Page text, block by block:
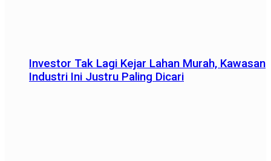
Investor Tak Lagi Kejar Lahan Murah, Kawasan
Industri Ini Justru Paling Dicari